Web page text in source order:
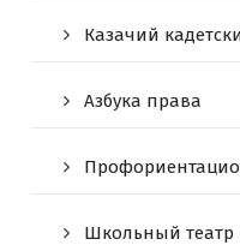
Казачий
Азбука права
Школьный театр